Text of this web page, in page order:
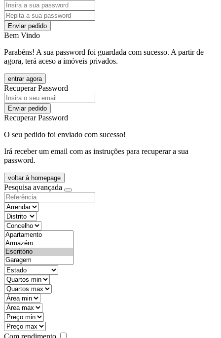
Enviar pedido
Bem Vindo
Parabéns! A sua password foi guardada com sucesso. A partir de
agora, terá aceso a imóveis privados.
entrar agora
Recuperar Password
Enviar pedido
Recuperar Password
O seu pedido foi enviado com sucesso!
Irá receber um email com as instruções para recuperar a sua
password.
voltar à homepage
Pesquisa avançada
objective
districtId
countyId
types
state
mintypo
maxtypo
minarea
maxarea
minprice
maxprice
Com rendimento